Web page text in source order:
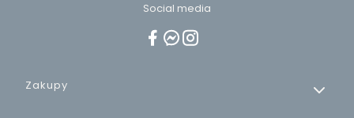
Social media
Linki w stopce
Zakupy